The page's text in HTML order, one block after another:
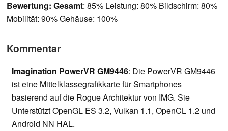
Bewertung: Gesamt: 85% Leistung: 80% Bildschirm: 80%
Mobilität: 90% Gehäuse: 100%
Kommentar
Imagination PowerVR GM9446: Die PowerVR GM9446
ist eine Mittelklassegrafikkarte für Smartphones
basierend auf die Rogue Architektur von IMG. Sie
Unterstützt OpenGL ES 3.2, Vulkan 1.1, OpenCL 1.2 und
Android NN HAL.